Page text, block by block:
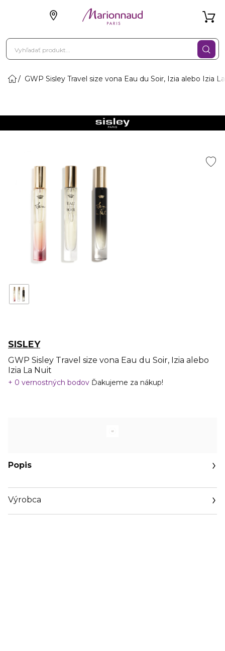
GWP Sisley Travel size vona Eau du Soir, Izia alebo Izia
SISLEY
GWP Sisley Travel size vona Eau du Soir, Izia alebo
Izia La Nuit
0 vernostných bodov Ďakujeme za nákup!
Popis
Výrobca